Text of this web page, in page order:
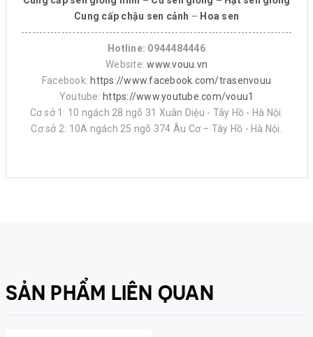
Cung cấp chậu sen cảnh – Hoa sen
--------------------------------------------------------------------------
Hotline: 0944484446
Website:www.vouu.vn
Facebook:https://www.facebook.com/trasenvouu
Youtube: https://www.youtube.com/vouu1
Cơ sở 1: 10 ngách 28 ngõ 31 Xuân Diệu - Tây Hồ - Hà Nội.
Cơ sở 2: 10A ngách 25 ngõ 374 Âu Cơ – Tây Hồ - Hà Nội.
SẢN PHẨM LIÊN QUAN